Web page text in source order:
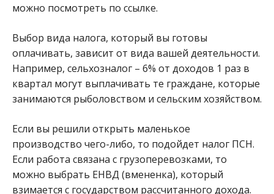
можно посмотреть по ссылке.
Выбор вида налога, который вы готовы
оплачивать, зависит от вида вашей деятельности.
Например, сельхозналог – 6% от доходов 1 раз в
квартал могут выплачивать те граждане, которые
занимаются рыболовством и сельским хозяйством.
Если вы решили открыть маленькое
производство чего-либо, то подойдет налог ПСН.
Если работа связана с грузоперевозками, то
можно выбрать ЕНВД (вмененка), который
взимается с государством рассчитанного дохода.